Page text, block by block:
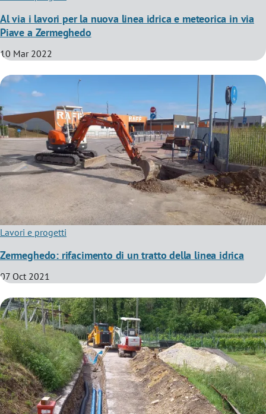
Al via i lavori per la nuova linea idrica e meteorica in via
Piave a Zermeghedo
10 Mar 2022
Lavori e progetti
Zermeghedo: rifacimento di un tratto della linea idrica
07 Oct 2021